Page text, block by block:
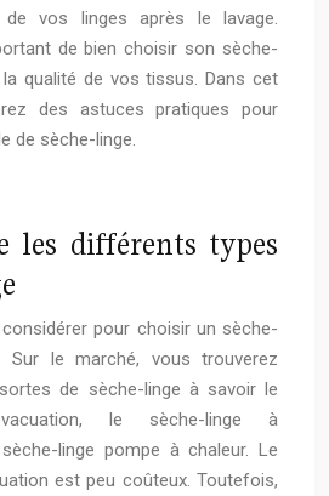
de vos linges après le lavage.
de bien choisir son sèche-
qualité de vos tissus. Dans cet
des astuces pratiques pour
de sèche-linge.
les différents types
pour choisir un sèche-
le marché, vous trouverez
de sèche-linge à savoir le
le sèche-linge à
linge pompe à chaleur. Le
est peu coûteux. Toutefois,